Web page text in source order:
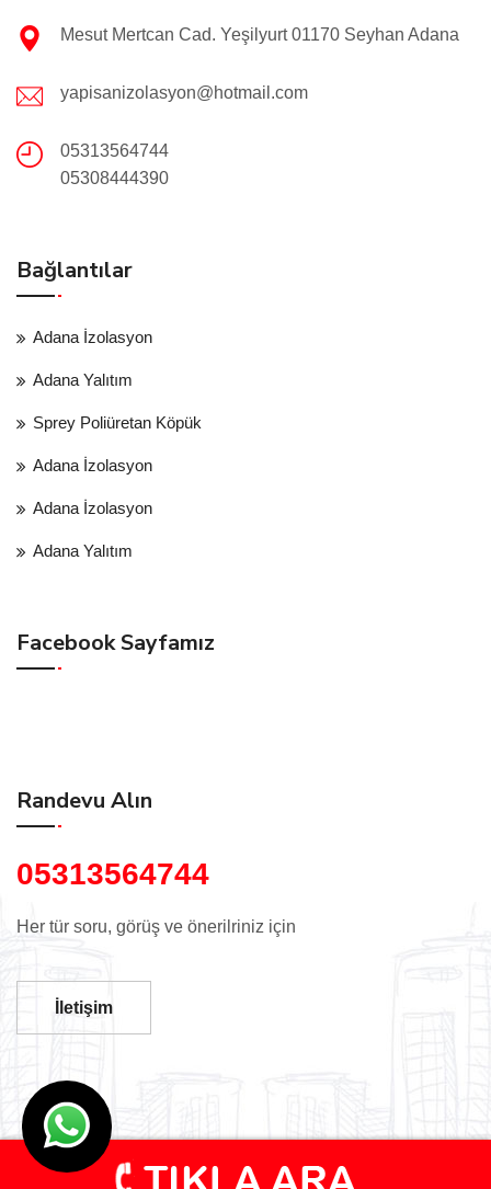
Mesut Mertcan Cad. Yeşilyurt 01170 Seyhan Adana
yapisanizolasyon@hotmail.com
05313564744
05308444390
Bağlantılar
Adana İzolasyon
Adana Yalıtım
Sprey Poliüretan Köpük
Adana İzolasyon
Adana İzolasyon
Adana Yalıtım
Facebook Sayfamız
Randevu Alın
05313564744
Her tür soru, görüş ve önerilriniz için
İletişim
© Adana Su İzolasyon Kolon Güçlendirme Bina Güçlendirme